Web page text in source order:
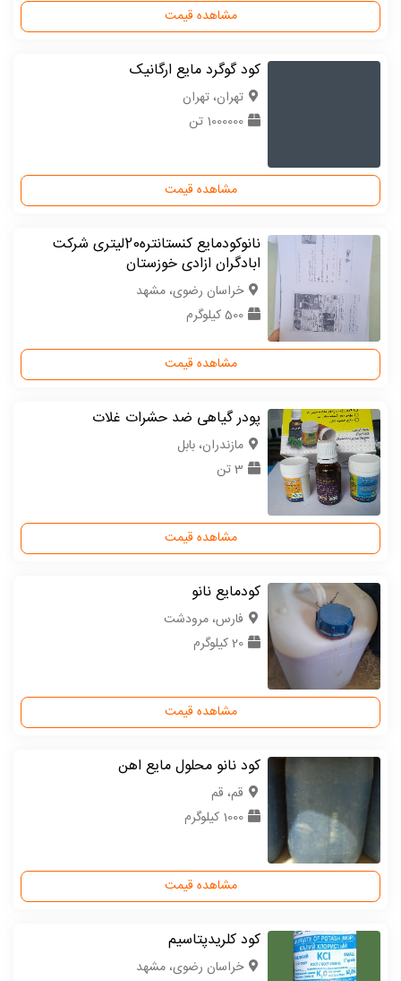
مشاهده قیمت
کود گوگرد مایع ارگانیک
تهران، تهران
1000000 تن
مشاهده قیمت
نانوکودمایع کنستانتره20لیتری شرکت
ابادگران ازادی خوزستان
خراسان رضوی، مشهد
500 کیلوگرم
مشاهده قیمت
پودر گیاهی ضد حشرات غلات
مازندران، بابل
3 تن
مشاهده قیمت
کودمایع نانو
فارس، مرودشت
20 کیلوگرم
مشاهده قیمت
کود نانو محلول مایع اهن
قم، قم
1000 کیلوگرم
مشاهده قیمت
کود کلریدپتاسیم
خراسان رضوی، مشهد